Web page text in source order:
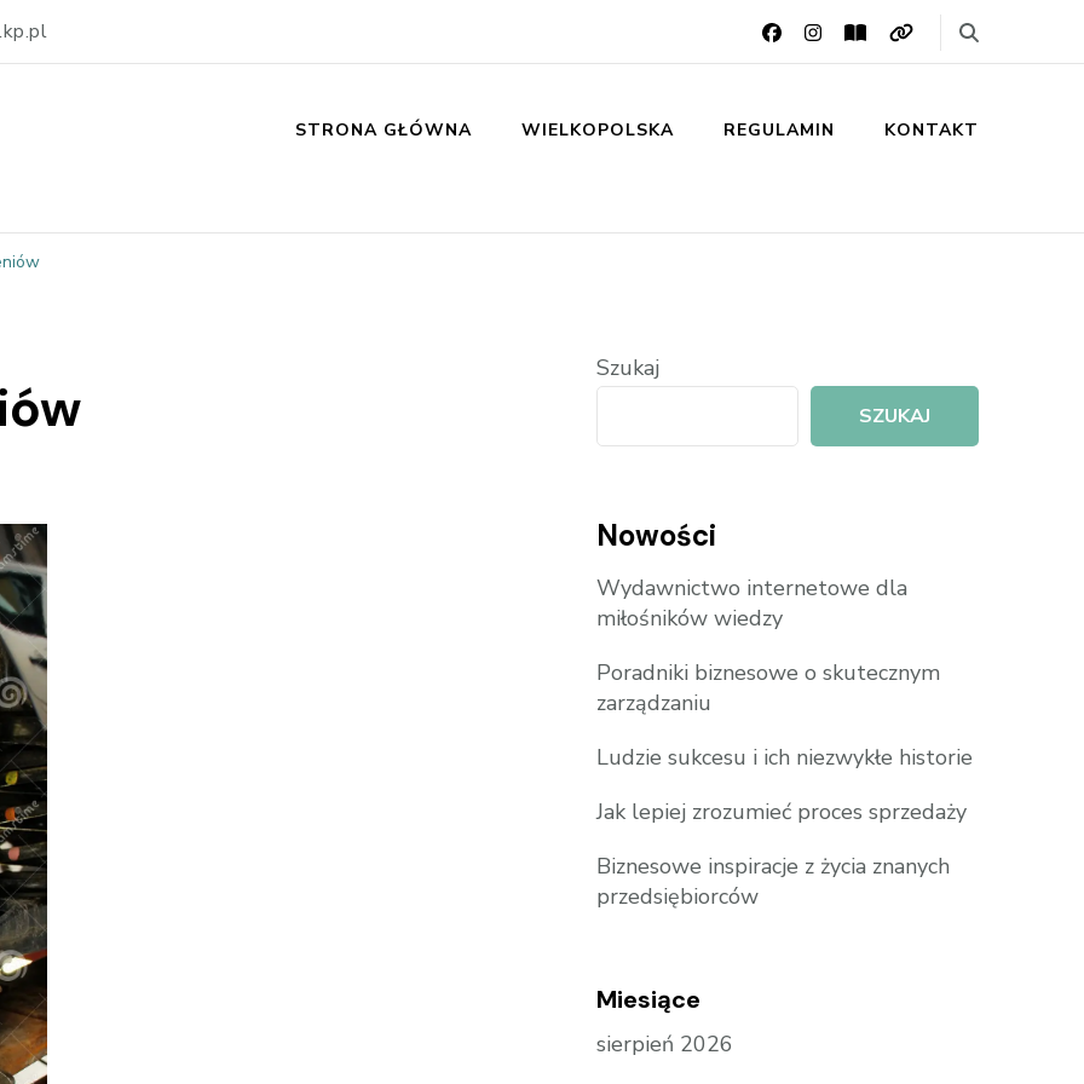
STRONA GŁÓWNA WIELKOPOLSKA REGULAMIN KONTAKT
Szukaj
SZUKAJ
Nowości
Wydawnictwo internetowe dla
miłośników wiedzy
Poradniki biznesowe o skutecznym
zarządzaniu
Ludzie sukcesu i ich niezwykłe historie
Jak lepiej zrozumieć proces sprzedaży
Biznesowe inspiracje z życia znanych
przedsiębiorców
Miesiące
sierpień 2026